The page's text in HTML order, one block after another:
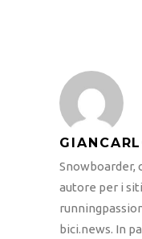
Snowboarder,
autore per i
bici.news. In